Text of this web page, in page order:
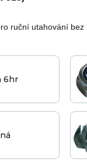
ruční utahování
6hr